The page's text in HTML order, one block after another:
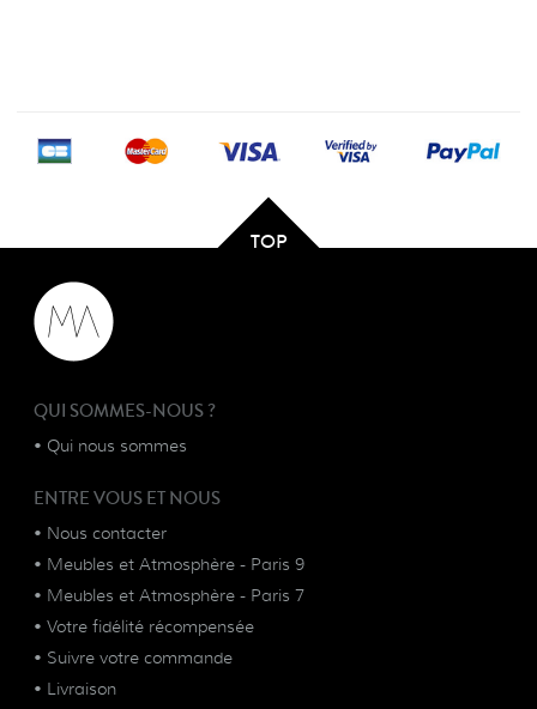
TOP
QUI SOMMES-NOUS ?
• Qui nous sommes
ENTRE VOUS ET NOUS
• Nous contacter
• Meubles et Atmosphère - Paris 9
• Meubles et Atmosphère - Paris 7
• Votre fidélité récompensée
• Suivre votre commande
• Livraison